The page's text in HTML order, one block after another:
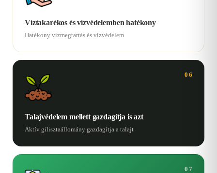
Víztakarékos és vízvédelemben hatékony
Hatékony vízmegtartás és vízvédelem
06
Talajvédelem mellett gazdagítja is azt
Aktív gilisztaállomány gazdagítja a talajt
07